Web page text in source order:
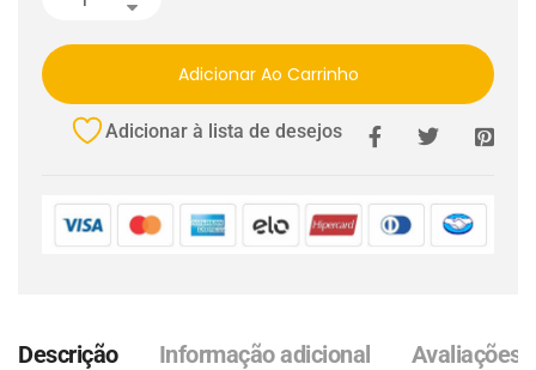
Adicionar Ao Carrinho
Adicionar à lista de desejos
Descrição Informação adicional Avaliações